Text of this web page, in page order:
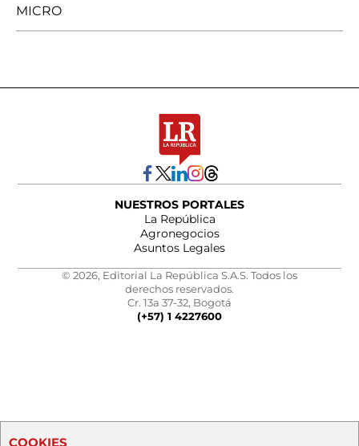
MICRO
NUESTROS PORTALES
La República
Agronegocios
Asuntos Legales
© 2026, Editorial La República S.A.S. Todos los
derechos reservados.
Cr. 13a 37-32, Bogotá
(+57) 1 4227600
COOKIES